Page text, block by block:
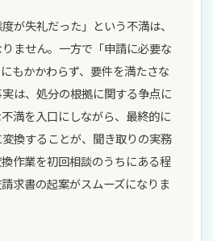
が失礼だった」という不満は、
ません。一方で「申請に必要な
もかかわらず、要件を満たさな
は、処分の根拠に関する争点に
満を入口にしながら、最終的に
換することが、聞き取りの実務
作業を初回相談のうちにある程
求書の起案がスムーズになりま